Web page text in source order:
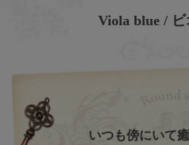
Viola blue /
いつも傍にいて